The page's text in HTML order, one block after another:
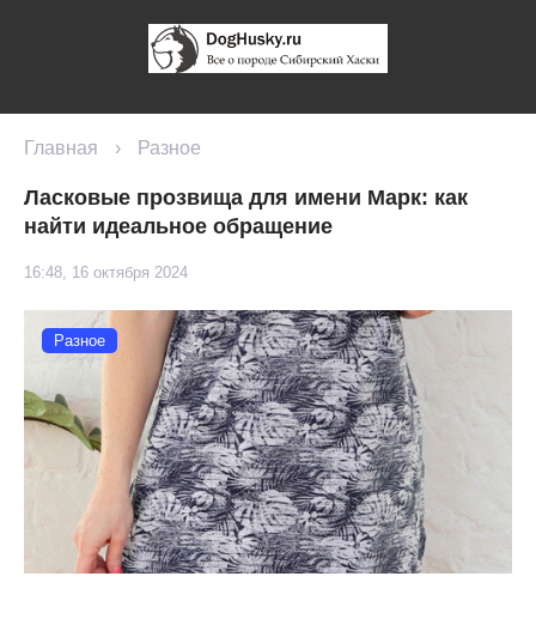
Главная › Разное
Ласковые прозвища для имени Марк: как
найти идеальное обращение
16:48, 16 октября 2024
Разное